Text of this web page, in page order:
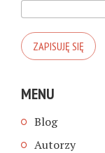
MENU
Blog
Autorzy